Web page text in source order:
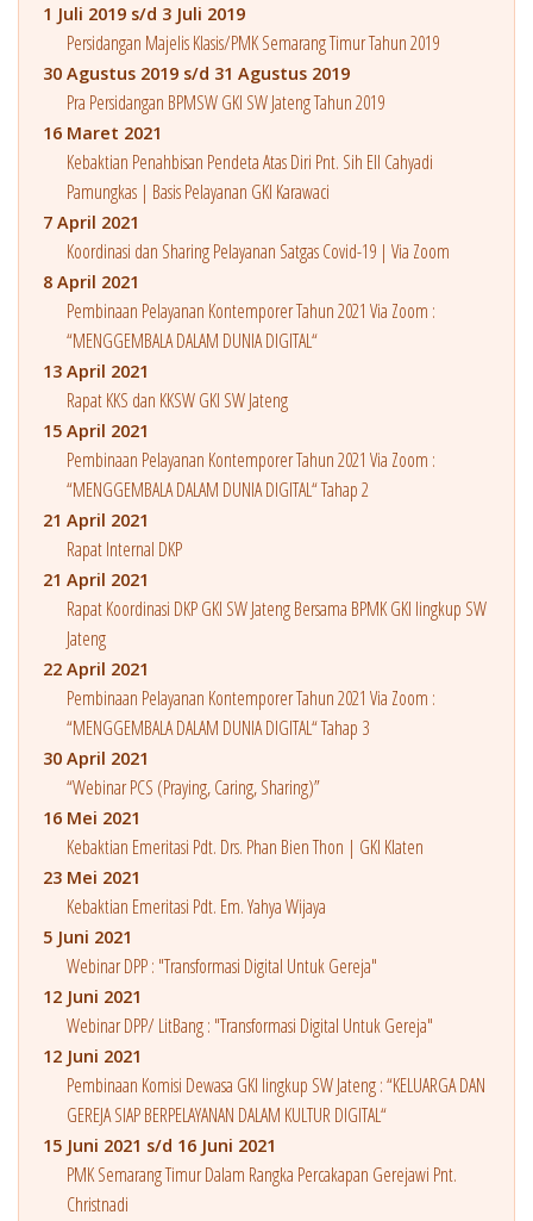
1 Juli 2019 s/d 3 Juli 2019
Persidangan Majelis Klasis/PMK Semarang Timur Tahun 2019
30 Agustus 2019 s/d 31 Agustus 2019
Pra Persidangan BPMSW GKI SW Jateng Tahun 2019
16 Maret 2021
Kebaktian Penahbisan Pendeta Atas Diri Pnt. Sih Ell Cahyadi
Pamungkas | Basis Pelayanan GKI Karawaci
7 April 2021
Koordinasi dan Sharing Pelayanan Satgas Covid-19 | Via Zoom
8 April 2021
Pembinaan Pelayanan Kontemporer Tahun 2021 Via Zoom :
“MENGGEMBALA DALAM DUNIA DIGITAL“
13 April 2021
Rapat KKS dan KKSW GKI SW Jateng
15 April 2021
Pembinaan Pelayanan Kontemporer Tahun 2021 Via Zoom :
“MENGGEMBALA DALAM DUNIA DIGITAL“ Tahap 2
21 April 2021
Rapat Internal DKP
21 April 2021
Rapat Koordinasi DKP GKI SW Jateng Bersama BPMK GKI lingkup SW
Jateng
22 April 2021
Pembinaan Pelayanan Kontemporer Tahun 2021 Via Zoom :
“MENGGEMBALA DALAM DUNIA DIGITAL“ Tahap 3
30 April 2021
“Webinar PCS (Praying, Caring, Sharing)”
16 Mei 2021
Kebaktian Emeritasi Pdt. Drs. Phan Bien Thon | GKI Klaten
23 Mei 2021
Kebaktian Emeritasi Pdt. Em. Yahya Wijaya
5 Juni 2021
Webinar DPP : "Transformasi Digital Untuk Gereja"
12 Juni 2021
Webinar DPP/ LitBang : "Transformasi Digital Untuk Gereja"
12 Juni 2021
Pembinaan Komisi Dewasa GKI lingkup SW Jateng : “KELUARGA DAN
GEREJA SIAP BERPELAYANAN DALAM KULTUR DIGITAL“
15 Juni 2021 s/d 16 Juni 2021
PMK Semarang Timur Dalam Rangka Percakapan Gerejawi Pnt.
Christnadi